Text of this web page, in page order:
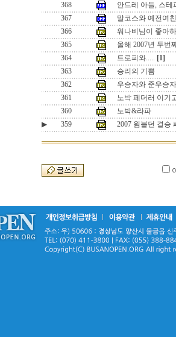
368
안드레 아들, 스테
367
말코스와 예전여친
366
워나비님이 좋아
365
올해 2007년 두번
364
트로피와..... [1]
363
승리의 기쁨
362
우승자와 준우승자
361
노박 페더러 이기
360
노박&라파
▶
359 2007 윔블던 결승